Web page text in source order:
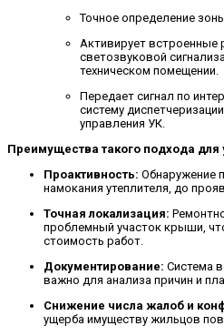
Точное определение
Активирует встроенные
светозвуковой
техническом помещении.
Передает сигнал по
систему
управления УК.
Преимущества такого подхода
Проактивность: Обнаружение
намокания утеплителя, до
Точная локализация:
проблемный участок крыши,
стоимость работ.
Документирование: Система
важно для анализа причин и
Снижение числа жалоб и
ущерба имуществу жильцов